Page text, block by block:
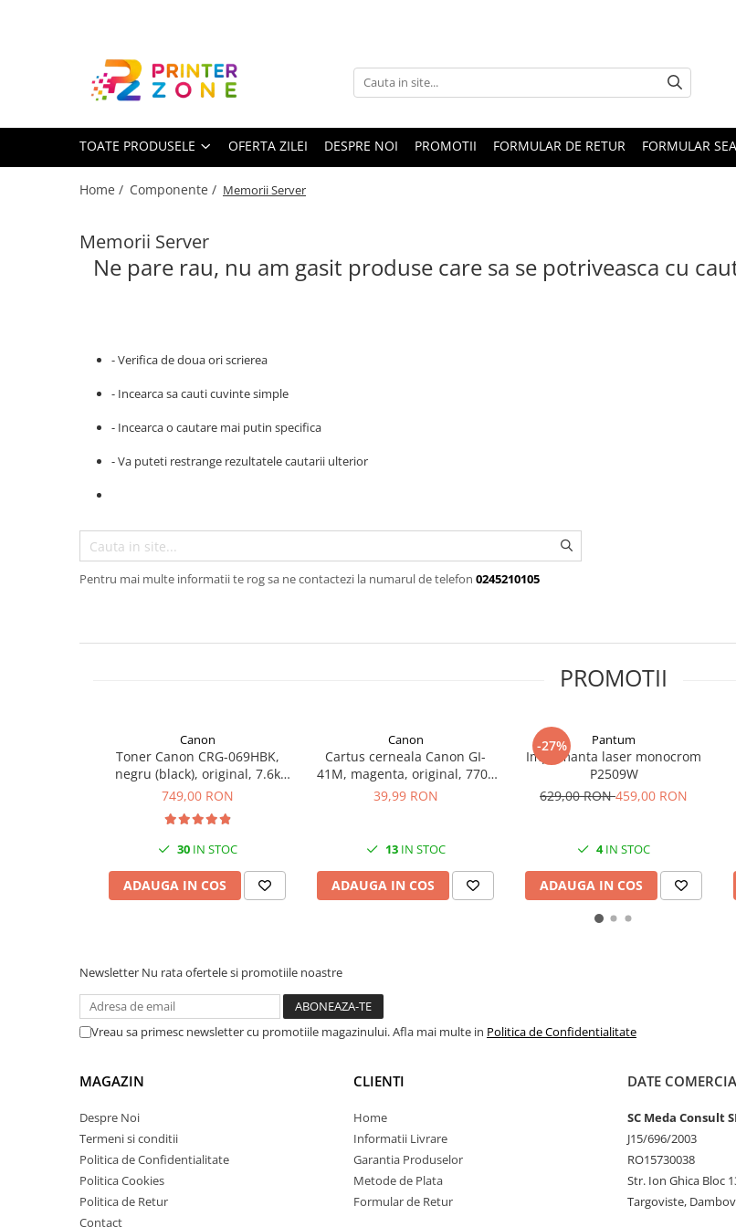
Toate Produsele
Imprimante cu jet
Imprimante etichete
Imprimante termice
Consumabile imprimanta
Capete imprimare
Cartuse inkjet si cerneala
Cartuse compatibile
Drum unit compatibile
Accesorii imprimante 3D
Filament imprimanta 3D
Laptopuri gaming
Ultrabookuri
Laptop-uri 2 in 1
Accesorii Printing
Desktop PC
TOATE PRODUSELE OFERTA ZILEI DESPRE NOI PROMOTII FORMULAR DE RETUR FORMULAR
Home / Componente / Memorii Server
Memorii Server
Ne pare rau, nu am gasit produse care sa se potriveasca cu
- Verifica de doua ori scrierea
- Incearca sa cauti cuvinte simple
- Incearca o cautare mai putin specifica
- Va puteti restrange rezultatele cautarii ulterior
Pentru mai multe informatii te rog sa ne contactezi la numarul de telefon 0245210105
PROMOTII
Canon
Toner Canon CRG-069HBK,
negru (black), original, 7.6k
pagini
749,00 RON
30IN STOC
ADAUGA IN COS
Canon
Cartus cerneala Canon GI-
41M, magenta, original, 7700
pagini, 70 ml
39,99 RON
13IN STOC
ADAUGA IN COS
-27% Pantum
Imprimanta laser monocrom
P2509W
629,00 RON459,00 RON
4IN STOC
ADAUGA IN COS
Newsletter Nu rata ofertele si promotiile noastre
Vreau sa primesc newsletter cu promotiile magazinului. Afla mai multe in Politica de Confidentialitate
MAGAZIN
Despre Noi
Termeni si conditii
Politica de Confidentialitate
Politica Cookies
Politica de Retur
Contact
CLIENTI
Home
Informatii Livrare
Garantia Produselor
Metode de Plata
Formular de Retur
DATE
SC Meda Consult
J15/696/2003
RO15730038
Str. Ion Ghica Bloc
Targoviste,